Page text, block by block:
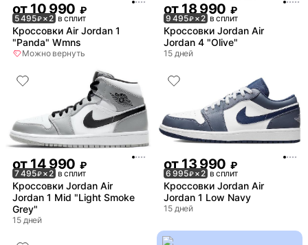
от10 990 ₽
5 495₽× 2 в сплит
Кроссовки Air Jordan 1
"Panda" Wmns
Можно вернуть
от18 990 ₽
9 495₽× 2 в сплит
Кроссовки Jordan Air
Jordan 4 "Olive"
15 дней
от14 990 ₽
7 495₽× 2 в сплит
Кроссовки Jordan Air
Jordan 1 Mid "Light Smoke
Grey"
15 дней
от13 990 ₽
6 995₽× 2 в сплит
Кроссовки Jordan Air
Jordan 1 Low Navy
15 дней